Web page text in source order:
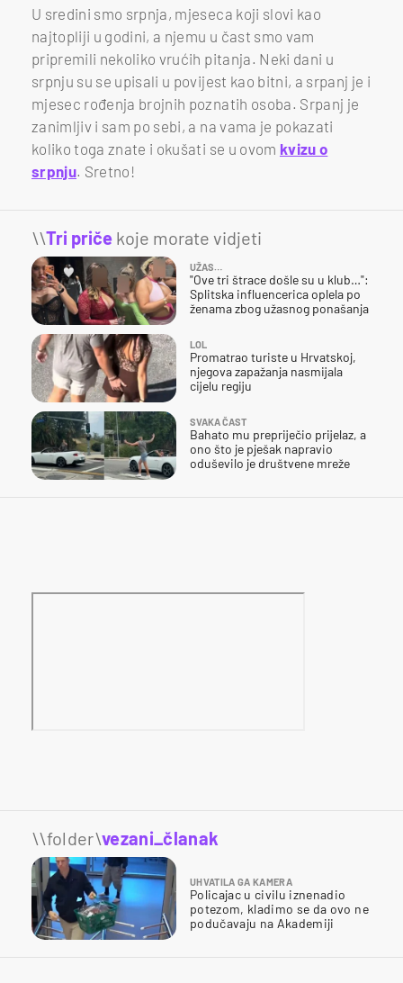
U sredini smo srpnja, mjeseca koji slovi kao
najtopliji u godini, a njemu u čast smo vam
pripremili nekoliko vrućih pitanja. Neki dani u
srpnju su se upisali u povijest kao bitni, a srpanj je i
mjesec rođenja brojnih poznatih osoba. Srpanj je
zanimljiv i sam po sebi, a na vama je pokazati
koliko toga znate i okušati se u ovom kvizu o
srpnju. Sretno!
\\Tri priče koje morate vidjeti
UŽAS…
"Ove tri štrace došle su u klub…":
Splitska influencerica oplela po
ženama zbog užasnog ponašanja
LOL
Promatrao turiste u Hrvatskoj,
njegova zapažanja nasmijala
cijelu regiju
SVAKA ČAST
Bahato mu prepriječio prijelaz, a
ono što je pješak napravio
oduševilo je društvene mreže
\\folder\vezani_članak
UHVATILA GA KAMERA
Policajac u civilu iznenadio
potezom, kladimo se da ovo ne
podučavaju na Akademiji